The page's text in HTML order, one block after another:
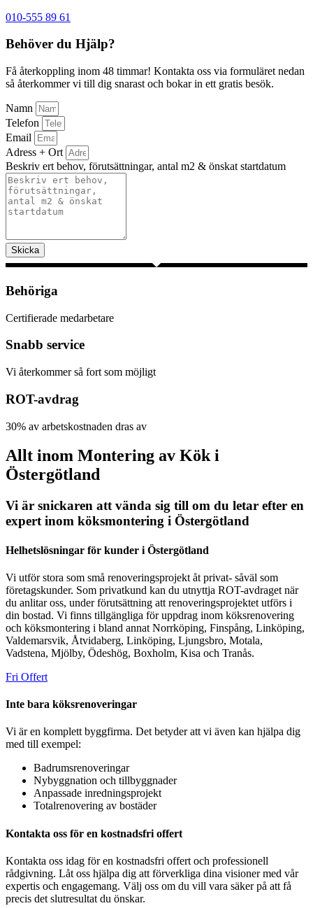
010-555 89 61
Behöver du Hjälp?
Få återkoppling inom 48 timmar! Kontakta oss via formuläret nedan
så återkommer vi till dig snarast och bokar in ett gratis besök.
Namn
Telefon
Email
Adress + Ort
Beskriv ert behov, förutsättningar, antal m2 & önskat startdatum
Skicka
Behöriga
Certifierade medarbetare
Snabb service
Vi återkommer så fort som möjligt
ROT-avdrag
30% av arbetskostnaden dras av
Allt inom Montering av Kök i
Östergötland
Vi är snickaren att vända sig till om du letar efter en
expert inom köksmontering i Östergötland
Helhetslösningar för kunder i Östergötland
Vi utför stora som små renoveringsprojekt åt privat- såväl som
företagskunder. Som privatkund kan du utnyttja ROT-avdraget när
du anlitar oss, under förutsättning att renoveringsprojektet utförs i
din bostad. Vi finns tillgängliga för uppdrag inom köksrenovering
och köksmontering i bland annat Norrköping, Finspång, Linköping,
Valdemarsvik, Åtvidaberg, Linköping, Ljungsbro, Motala,
Vadstena, Mjölby, Ödeshög, Boxholm, Kisa och Tranås.
Fri Offert
Inte bara köksrenoveringar
Vi är en komplett byggfirma. Det betyder att vi även kan hjälpa dig
med till exempel:
Badrumsrenoveringar
Nybyggnation och tillbyggnader
Anpassade inredningsprojekt
Totalrenovering av bostäder
Kontakta oss för en kostnadsfri offert
Kontakta oss idag för en kostnadsfri offert och professionell
rådgivning. Låt oss hjälpa dig att förverkliga dina visioner med vår
expertis och engagemang. Välj oss om du vill vara säker på att få
precis det slutresultat du önskar.